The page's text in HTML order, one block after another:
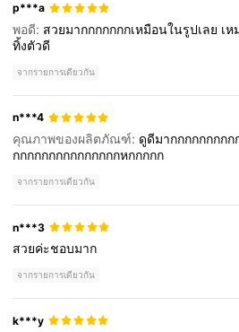
p***a
พอดี: สวยมากกกกกกกเหมือนในรูปเลย เห
ทิ้งตัวดี
จากรายการเดียวกัน
n***4
คุณภาพของผลิตภัณฑ์: ดูดีมากกกกกกกกก
กกกกกกกกกกกกกกกหกกกกก
จากรายการเดียวกัน
n***3
สวยค่ะชอบมาก
จากรายการเดียวกัน
k***y